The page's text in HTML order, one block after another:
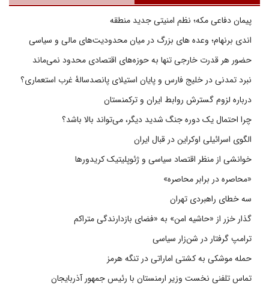
پیمان دفاعی مکه؛ نظم امنیتی جدید منطقه
اندی برنهام؛ وعده های بزرگ در میان محدودیت‌های مالی و سیاسی
حضور هر قدرت خارجی تنها به حوزه‌های اقتصادی محدود نمی‌ماند
نبرد تمدنی در خلیج فارس و پایان استیلای پانصدسالۀ غرب استعماری؟
درباره لزوم گسترش روابط ایران و ترکمنستان
چرا احتمال یک دوره جنگ شدید دیگر، می‌تواند بالا باشد؟
الگوی اسرائیلی اوکراین در قبال ایران
خوانشی از منظر اقتصاد سیاسی و ژئوپلیتیک کریدورها
«محاصره در برابر محاصره»
سه خطای راهبردی تهران
گذار خزر از «حاشیه امن» به «فضای بازدارندگی متراکم
ترامپ گرفتار در شن‌زار سیاسی
حمله موشکی به کشتی اماراتی در تنگه هرمز
تماس تلفنی نخست وزیر ارمنستان با رئیس جمهور آذربایجان